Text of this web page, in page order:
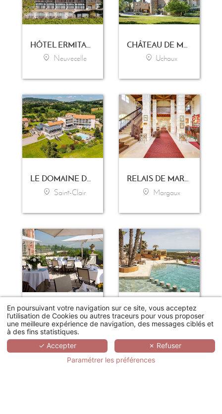
HÔTEL ERMITAGE - EVIAN RESORT
Neuvecelle Uchaux
LE DOMAINE DE SAINT-CLAIR
Saint-Clair
RELAIS DE MARGAUX
Margaux
HÔTEL PAVILLON HENRI IV
Saint-Germain-en-Laye
GRAND HÔTEL LES FLAMANTS ROSES - THALASSO & SPA
Canet-en-Roussillon
En poursuivant votre navigation sur ce site, vous acceptez
l’utilisation de Cookies ou autres traceurs pour vous proposer
une meilleure expérience de navigation, des messages ciblés et
à des fins statistiques.
✓ Accepter
✗ Refuser
Paramétrer les préférences